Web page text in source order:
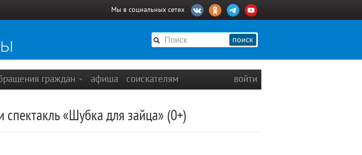
Мы в социальных сетях
поиск
граждан афиша соискателям войти
«Шубка для зайца» (0+)